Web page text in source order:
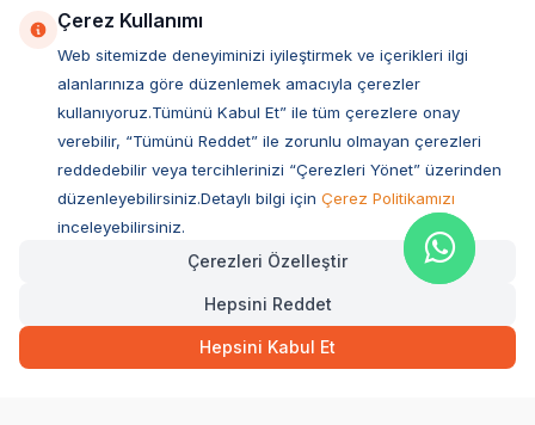
579,00TL Hızlı Teslimat
SEPETE EKLE
Müşteri Hizmetleri
Sıkça Sorulan Sorular
Ovacık Mah. Hacıoğlu Sok. No:13 Başiskele / KOCAELİ
Müşteri Destek Hattı
Çerez Kullanımı
Web sitemizde deneyiminizi iyileştirmek ve içerikleri ilgi
alanlarınıza göre düzenlemek amacıyla çerezler
kullanıyoruz.Tümünü Kabul Et” ile tüm çerezlere onay
verebilir, “Tümünü Reddet” ile zorunlu olmayan çerezleri
reddedebilir veya tercihlerinizi “Çerezleri Yönet” üzerinden
düzenleyebilirsiniz.Detaylı bilgi için Çerez Politikamızı
inceleyebilirsiniz.
Çerezleri Özelleştir
Hepsini Reddet
Hepsini Kabul Et